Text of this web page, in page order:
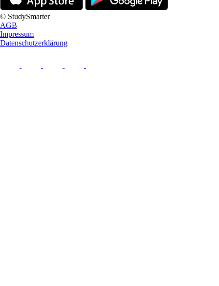
© StudySmarter
AGB
Impressum
Datenschutzerklärung